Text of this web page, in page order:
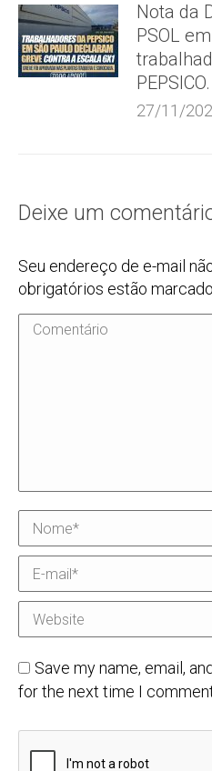
Nota da
PSOL
PEPSICO.
27/11/
Deixe um
Seu endereço de e-mail
obrigatórios estão
Comentário
Nome *
E-mail *
Website
Save my name, email,
for the next time I